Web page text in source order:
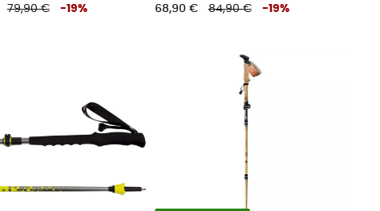
79,90 € -19% 68,90 € 84,90 € -19%